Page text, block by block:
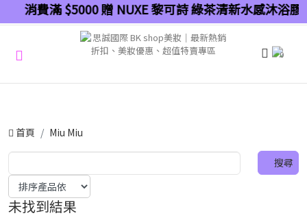
消費滿 $5000 贈 NUXE 黎可詩 綠茶清新水感沐浴
0
首頁 Miu Miu
未找到結果